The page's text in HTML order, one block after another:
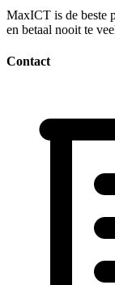
MaxICT is de beste
en betaal nooit te
Contact